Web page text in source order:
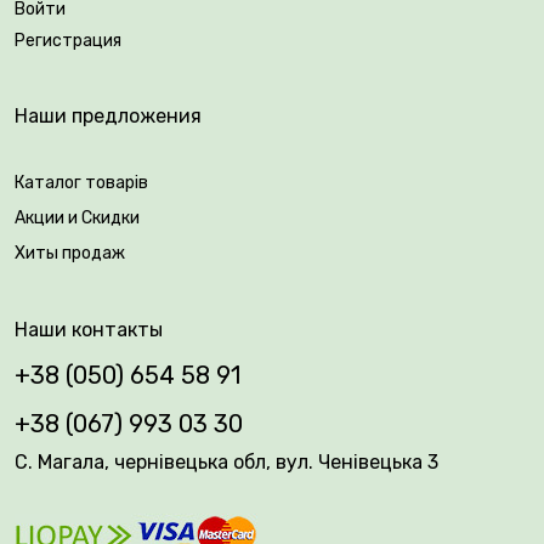
выращивания в саду, так и в контейнерах.
Штамбовая роза обязательно создаст особенный
Упаковка: закрытая корневая система.
Войти
Регистрация
Наши предложения
Каталог товарів
Акции и Скидки
Хиты продаж
Наши контакты
+38 (050) 654 58 91
+38 (067) 993 03 30
С. Магала, чернівецька обл, вул. Ченівецька 3